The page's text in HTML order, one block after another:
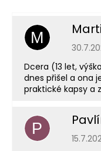
M
Dcera (13 let,
dnes přišel a ona
praktické kapsy a
P